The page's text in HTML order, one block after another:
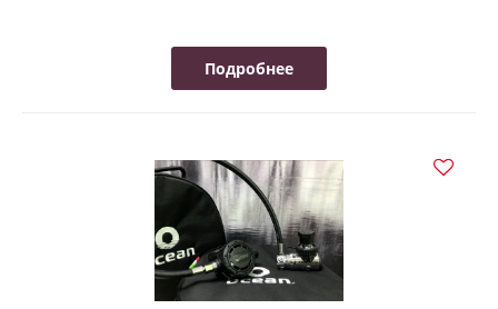
Подробнее